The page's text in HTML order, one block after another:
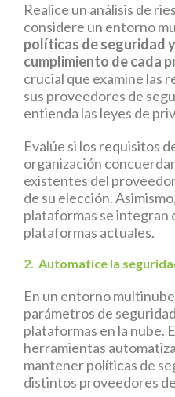
Realice un análisis de
considere un entorno
políticas de seguridad
cumplimiento de cada
crucial que examine las
sus proveedores de
entienda las leyes de
Evalúe si los requisitos
organización
existentes del
de su elección.
plataformas se integran
plataformas actuales.
2. Automatice la
En un entorno
parámetros de
plataformas en la nube.
herramientas
mantener políticas de
distintos proveedores